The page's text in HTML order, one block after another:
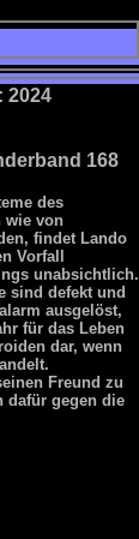
2024
168
des
wie von
findet Lando
Vorfall
unabsichtlich.
sind defekt und
ausgelöst,
für das Leben
dar, wenn
Freund zu
dafür gegen die